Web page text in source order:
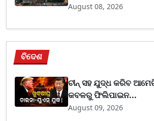
August 08, 2026
ବିଦେଶ
ଚୀନ୍ ସହ ଯୁଦ୍ଧ କରିବ
କବଳରୁ ଫିଲିପାଇନ...
August 09, 2026